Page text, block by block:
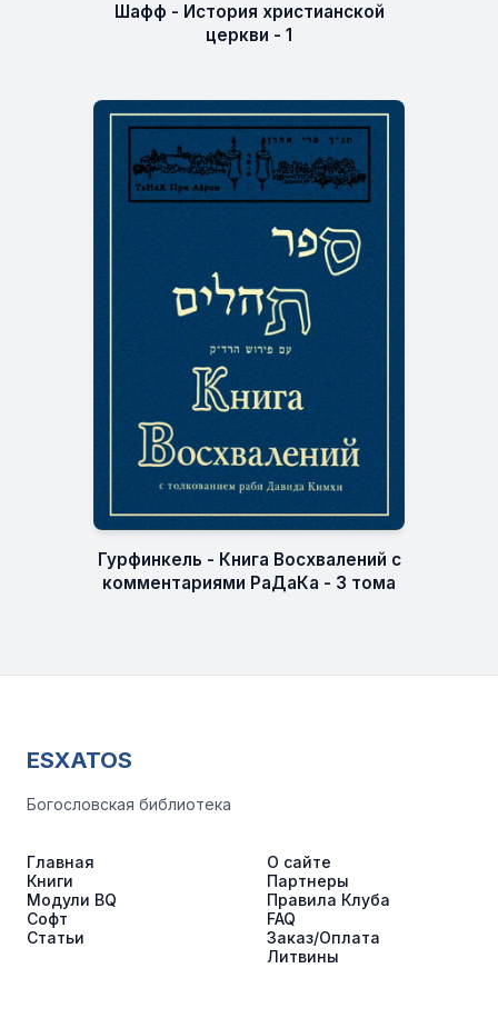
Шафф - История христианской
церкви - 1
Гурфинкель - Книга Восхвалений с
комментариями РаДаКа - 3 тома
ESXATOS
Богословская библиотека
Главная
Книги
Модули BQ
Софт
Статьи
О сайте
Партнеры
Правила Клуба
FAQ
Заказ/Оплата
Литвины